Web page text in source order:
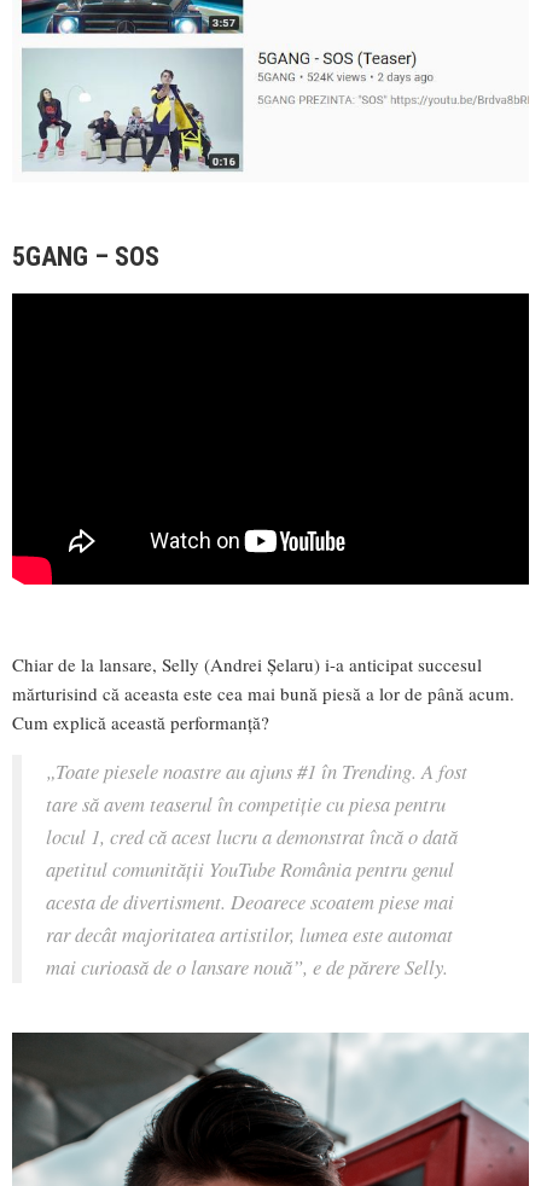
5GANG – SOS
Chiar de la lansare, Selly (Andrei Șelaru) i-a anticipat succesul
mărturisind că aceasta este cea mai bună piesă a lor de până acum.
Cum explică această performanță?
„Toate piesele noastre au ajuns #1 în Trending. A fost
tare să avem teaserul în competiție cu piesa pentru
locul 1, cred că acest lucru a demonstrat încă o dată
apetitul comunității YouTube România pentru genul
acesta de divertisment. Deoarece scoatem piese mai
rar decât majoritatea artistilor, lumea este automat
mai curioasă de o lansare nouă”, e de părere Selly.